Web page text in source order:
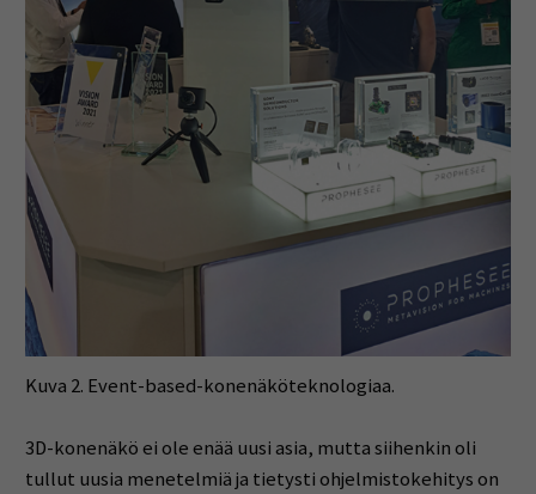
Kuva 2. Event-based-konenäköteknologiaa.
3D-konenäkö ei ole enää uusi asia, mutta siihenkin oli
tullut uusia menetelmiä ja tietysti ohjelmistokehitys on